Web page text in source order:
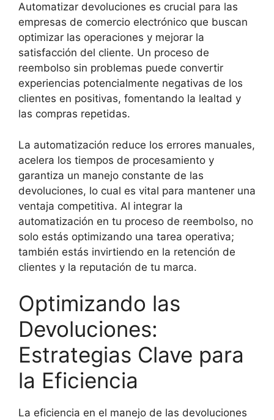
Automatizar devoluciones es crucial para las
empresas de comercio electrónico que buscan
optimizar las operaciones y mejorar la
satisfacción del cliente. Un proceso de
reembolso sin problemas puede convertir
experiencias potencialmente negativas de los
clientes en positivas, fomentando la lealtad y
las compras repetidas.
La automatización reduce los errores manuales,
acelera los tiempos de procesamiento y
garantiza un manejo constante de las
devoluciones, lo cual es vital para mantener una
ventaja competitiva. Al integrar la
automatización en tu proceso de reembolso, no
solo estás optimizando una tarea operativa;
también estás invirtiendo en la retención de
clientes y la reputación de tu marca.
Optimizando las
Devoluciones:
Estrategias Clave para
la Eficiencia
La eficiencia en el manejo de las devoluciones